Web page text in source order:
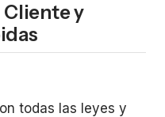
Cliente y
todas las leyes y